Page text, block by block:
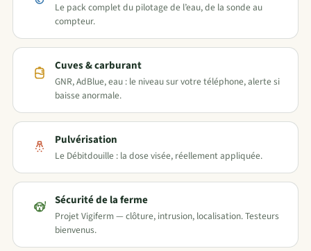
Le pack complet du pilotage de l’eau, de la sonde au
compteur.
Cuves & carburant
GNR, AdBlue, eau : le niveau sur votre téléphone, alerte si
baisse anormale.
Pulvérisation
Le Débitdouille : la dose visée, réellement appliquée.
Sécurité de la ferme
Projet Vigiferm — clôture, intrusion, localisation. Testeurs
bienvenus.